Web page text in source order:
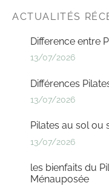
ACTUALITÉS
Difference entre
13/07/2026
Différences
13/07/2026
Pilates au sol ou
13/07/2026
les bienfaits du
Ménauposée